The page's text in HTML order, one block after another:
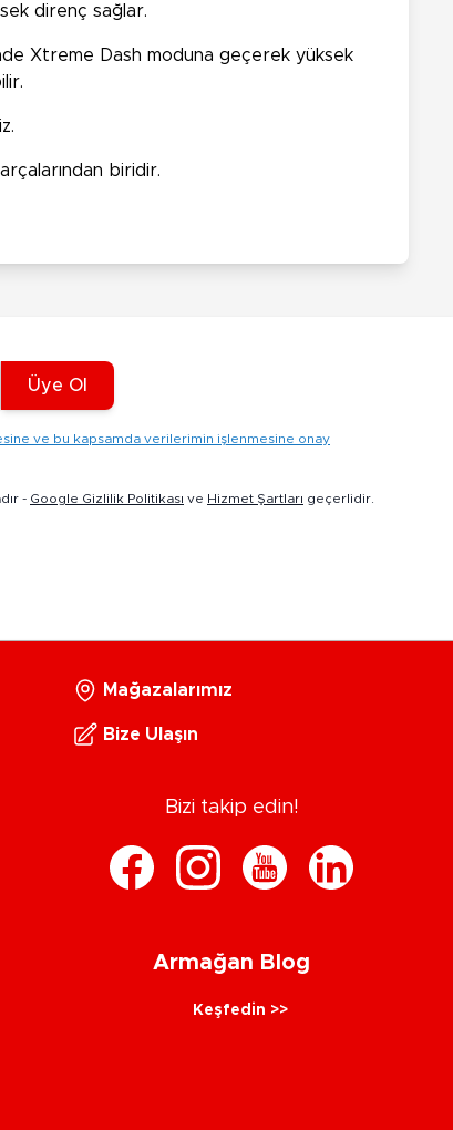
direnç sağlar.
Xtreme Dash moduna geçerek yüksek
biridir.
Üye Ol
ve bu kapsamda verilerimin işlenmesine onay
- Google Gizlilik Politikası ve Hizmet Şartları geçerlidir.
Mağazalarımız
Bize Ulaşın
Bizi takip edin!
Armağan Blog
Keşfedin >>